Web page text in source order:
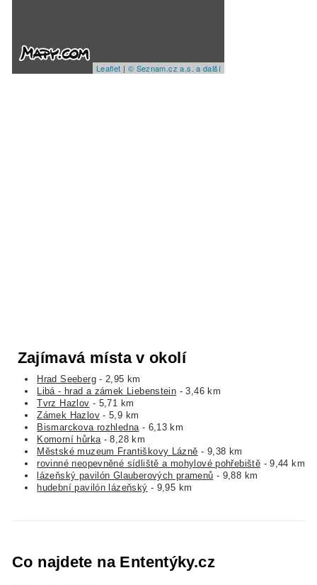
Leaflet | © Seznam.cz a.s. a další
Zajímavá místa v okolí
Hrad Seeberg- 2,95 km
Libá - hrad a zámek Liebenstein - 3,46 km
Tvrz Hazlov - 5,71 km
Zámek Hazlov- 5,9 km
Bismarckova rozhledna - 6,13 km
Komorní hůrka - 8,28 km
Městské muzeum Františkovy Lázně - 9,38 km
rovinné neopevněné sídliště a mohylové pohřebiště - 9,44 km
lázeňský pavilón Glauberových pramenů - 9,88 km
hudební pavilón lázeňský - 9,95 km
Co najdete na Ententýky.cz